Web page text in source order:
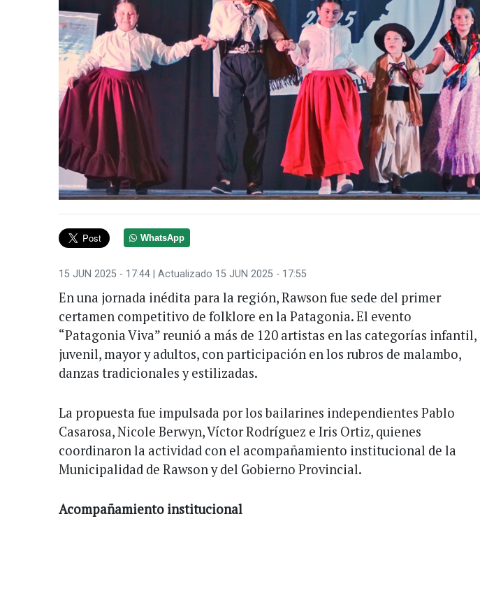
Anterior
WhatsApp
15 JUN 2025 - 17:44 | Actualizado 15 JUN 2025 - 17:55
En una jornada inédita para la región, Rawson fue sede del primer
certamen competitivo de folklore en la Patagonia. El evento
“Patagonia Viva” reunió a más de 120 artistas en las categorías infantil,
juvenil, mayor y adultos, con participación en los rubros de malambo,
danzas tradicionales y estilizadas.
La propuesta fue impulsada por los bailarines independientes Pablo
Casarosa, Nicole Berwyn, Víctor Rodríguez e Iris Ortiz, quienes
coordinaron la actividad con el acompañamiento institucional de la
Municipalidad de Rawson y del Gobierno Provincial.
Acompañamiento institucional